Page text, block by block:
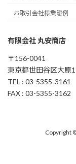
お取引会社様業態例
有限会社 丸安商店
〒156-0041
東京都世田谷区大原
TEL : 03-5355-3161
FAX : 03-5355-3162
Copyright